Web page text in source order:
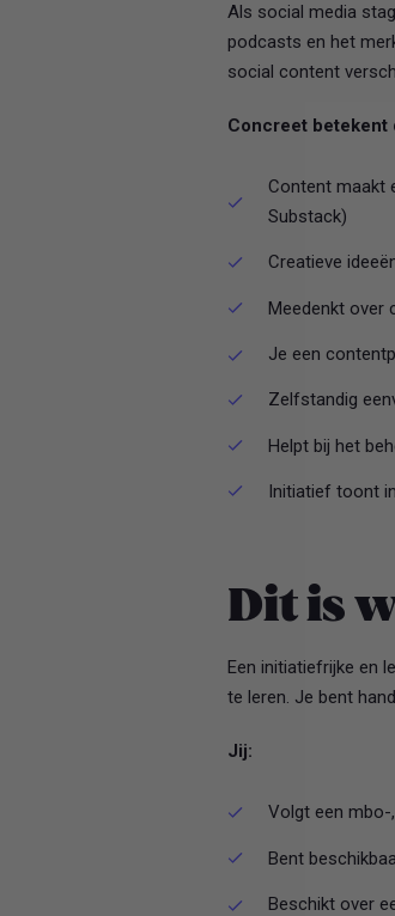
Als social media
podcasts en het
social content
Concreet betekent
Content maakt
Substack)
Creatieve
Meedenkt over
Je een
Zelfstandig
Helpt bij het
Initiatief toont
Dit is
Een initiatiefrijke en
te leren. Je bent
Jij:
Volgt een mbo-
Bent
Beschikt over